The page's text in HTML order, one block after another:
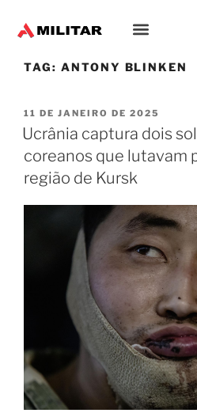
TAG: ANTONY BLINKEN
11 DE JANEIRO DE 2025
Ucrânia captura dois
coreanos que lutavam
região de Kursk